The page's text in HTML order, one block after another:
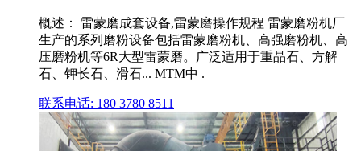
概述： 雷蒙磨成套设备,雷蒙磨操作规程 雷蒙磨粉机厂
生产的系列磨粉设备包括雷蒙磨粉机、高强磨粉机、高
压磨粉机等6R大型雷蒙磨。广泛适用于重晶石、方解
石、钾长石、滑石... MTM中 .
联系电话: 180 3780 8511